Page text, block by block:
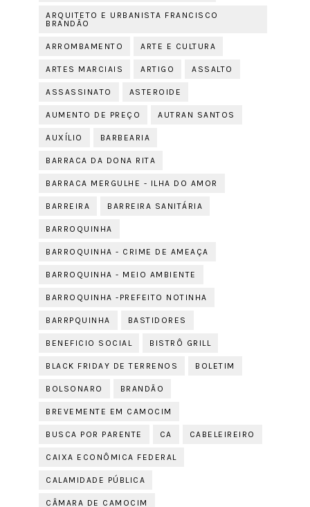
ARQUITETO E URBANISTA FRANCISCO
BRANDÃO
ARROMBAMENTO ARTE E CULTURA
ARTES MARCIAIS ARTIGO ASSALTO
ASSASSINATO ASTEROIDE
AUMENTO DE PREÇO AUTRAN SANTOS
AUXÍLIO BARBEARIA
BARRACA DA DONA RITA
BARRACA MERGULHE - ILHA DO AMOR
BARREIRA BARREIRA SANITÁRIA
BARROQUINHA
BARROQUINHA - CRIME DE AMEAÇA
BARROQUINHA - MEIO AMBIENTE
BARROQUINHA -PREFEITO NOTINHA
BARRPQUINHA BASTIDORES
BENEFICIO SOCIAL BISTRÔ GRILL
BLACK FRIDAY DE TERRENOS BOLETIM
BOLSONARO BRANDÃO
BREVEMENTE EM CAMOCIM
BUSCA POR PARENTE CA CABELEIREIRO
CAIXA ECONÔMICA FEDERAL
CALAMIDADE PÚBLICA
CÂMARA DE CAMOCIM